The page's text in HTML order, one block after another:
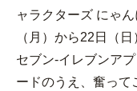
ャラクターズ にゃ
（月）から22日（
セブン‐イレブンア
ードのうえ、奮って